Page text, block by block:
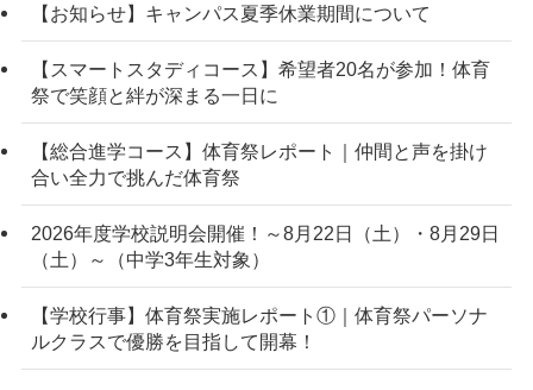
【お知らせ】キャンパス夏季休業期間について
【スマートスタディコース】希望者20名が参加！体育
祭で笑顔と絆が深まる一日に
【総合進学コース】体育祭レポート｜仲間と声を掛け
合い全力で挑んだ体育祭
2026年度学校説明会開催！～8月22日（土）・8月29日
（土）～（中学3年生対象）
【学校行事】体育祭実施レポート①｜体育祭パーソナ
ルクラスで優勝を目指して開幕！